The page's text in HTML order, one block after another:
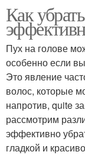
Как
Пух на голове
особенно если
Это явление
волос, которые
напротив, quite
рассмотрим
эффективно
гладкой и